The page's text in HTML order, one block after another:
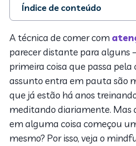
Índice de conteúdo
2. Mas o que isso tem a ver com o
3. Dicas de mindful eating para
A técnica de comer com
parecer distante para alguns
primeira coisa que passa pela
assunto entra em pauta são
que já estão há anos
meditando diariamente. Mas
em alguma coisa começou
mesmo? Por isso, veja o